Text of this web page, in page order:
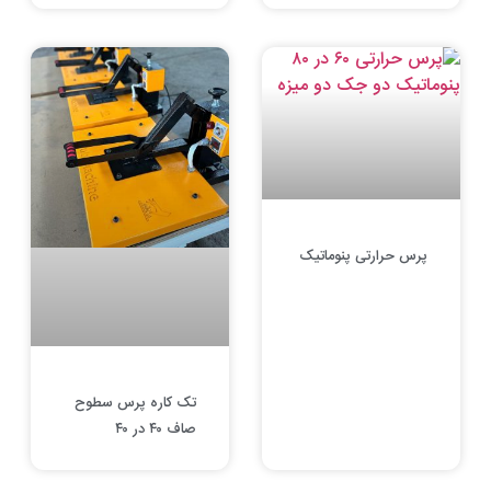
پرس حرارتی پنوماتیک
تک کاره پرس سطوح
صاف ۴۰ در ۴۰